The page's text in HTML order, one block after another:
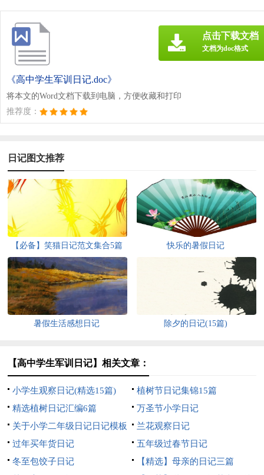
《高中学生军训日记.doc》
将本文的Word文档下载到电脑，方便收藏和打印
推荐度：
点击下载文档
文档为doc格式
日记图文推荐
【必备】笑猫日记范文集合5篇 快乐的暑假日记
暑假生活感想日记 除夕的日记(15篇)
【高中学生军训日记】相关文章：
小学生观察日记(精选15篇)
植树节日记集锦15篇
精选植树日记汇编6篇
万圣节小学日记
关于小学二年级日记日记模板
集合四篇
兰花观察日记
过年买年货日记
五年级过春节日记
冬至包饺子日记
【精选】母亲的日记三篇